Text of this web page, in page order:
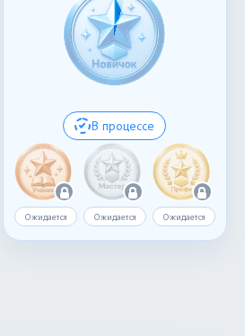
В процессе
Ожидается Ожидается Ожидается